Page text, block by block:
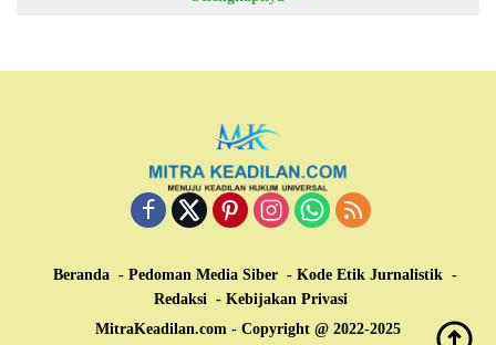
Beranda Pedoman Media Siber
Kode Etik Jurnalistik
Redaksi
Kebijakan Privasi
MitraKeadilan.com - Copyright @ 2022-2025